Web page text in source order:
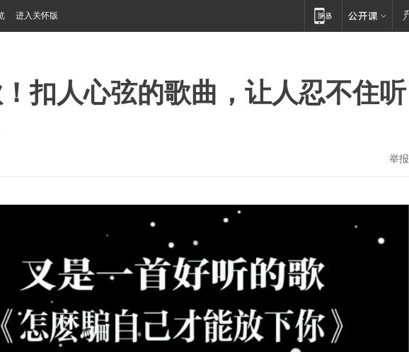
进入关怀版
扣人心弦的歌曲，让人忍不住听
举报